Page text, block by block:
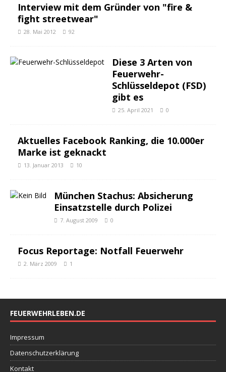
Interview mit dem Gründer von "fire &
fight streetwear"
28. Mai 2012 92
Diese 3 Arten von
Feuerwehr-
Schlüsseldepot (FSD)
gibt es
25. April 2021 0
Aktuelles Facebook Ranking, die 10.000er
Marke ist geknackt
13. Januar 2013 10
München Stachus: Absicherung
Einsatzstelle durch Polizei
7. August 2009 0
Focus Reportage: Notfall Feuerwehr
2. März 2009 1
FEUERWEHRLEBEN.DE
Impressum
Datenschutzerklärung
Kontakt